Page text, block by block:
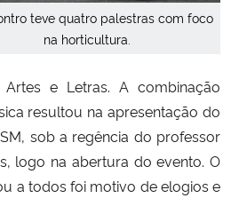
teve quatro palestras com foco
na horticultura.
e Letras. A combinação
resultou na apresentação do
sob a regência do professor
logo na abertura do evento. O
a todos foi motivo de elogios e